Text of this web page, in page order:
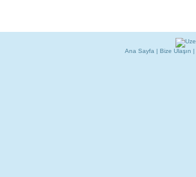
Ana Sayfa | Bize Ulaşın |